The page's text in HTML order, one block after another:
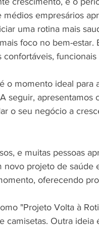
médios empresários
uma rotina mais
foco no bem-estar.
o momento ideal para
seguir, apresentamos
o seu negócio a
e muitas pessoas
novo projeto de saúde
oferecendo
"Projeto Volta à
camisetas. Outra